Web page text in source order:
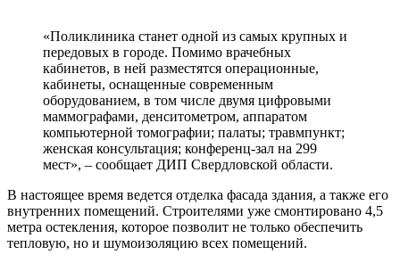
«Поликлиника станет одной из самых крупных и
передовых в городе. Помимо врачебных
кабинетов, в ней разместятся операционные,
кабинеты, оснащенные современным
оборудованием, в том числе двумя цифровыми
маммографами, денситометром, аппаратом
компьютерной томографии; палаты; травмпункт;
женская консультация; конференц-зал на 299
мест», – сообщает ДИП Свердловской области.
В настоящее время ведется отделка фасада здания, а также его
внутренних помещений. Строителями уже смонтировано 4,5
метра остекления, которое позволит не только обеспечить
тепловую, но и шумоизоляцию всех помещений.